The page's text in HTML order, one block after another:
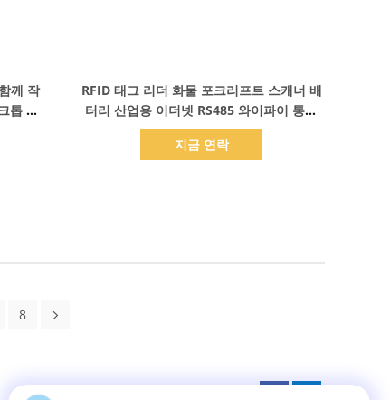
께 작
톱 리
RFID 태그 리더 화물 포크리프트 스캐너 배
터리 산업용 이더넷 RS485 와이파이 통신
및 SMA 인터페이스
지금 연락
8